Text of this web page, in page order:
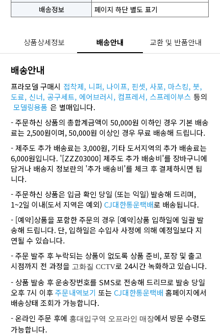
배송정보
페이지 하단 별도 표기
상품상세정보 배송안내 교환 및 반품안내
배송안내
프라모델 구매시 접착제, 니퍼, 나이프, 핀셋, 사포, 마스킹, 붓,
도료, 신너, 공구세트, 에어브러시, 컴프레서, 스프레이부스 등의
모델링용품 은 별매입니다.
- 주문하신 상품의 총합계금액이 50,000원 이하인 경우 기본 배송
료는 2,500원이며, 50,000원 이상인 경우 무료 배송해 드립니다.
- 제주도 추가 배송료는 3,000원, 기타 도서지역의 추가 배송료는
6,000원입니다. '[ZZZ03000] 제주도 추가 배송비'를 장바구니에
담거나 배송지 정보란의 '추가 배송비'를 체크 후 결제하시면 됩
니다.
- 주문하신 상품은 입금 확인 당일 (또는 익일) 발송해 드리며,
1~2일 이내(도서 지역은 예외)CJ대한통운택배로 배송됩니다.
- [예약]상품을 포함한 주문의 경우 [예약]상품 입하일에 일괄 발
송해 드립니다. 단, 입하일은 수입사 사정에 의해 예정일보다 지
연될 수 있습니다.
- 주문 발주 후 누락되는 상품이 없도록 상품 준비, 포장 및 출고
시점까지 전 과정을 고화질 CCTV로 24시간 녹화하고 있습니다.
- 상품 발송 후 운송장번호를 SMS로 전송해 드리므로 발송 당일
오후 7시 이후주문내역보기 또는CJ대한통운택배 홈페이지에서
배송상태 조회가 가능합니다.
- 온라인 주문 후에 홍대입구역 오프라인 매장에서 방문 수령도
가능합니다.